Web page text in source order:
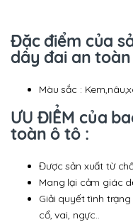
Đặc điểm của
dây đai an
Màu sắc :
ƯU ĐIỂM của
toàn ô tô :
Được sản xuất từ
Mang lại cảm giác
Giải quyết tình
cổ, vai, ngực..